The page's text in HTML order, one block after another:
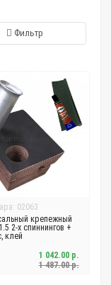
Фильтр
02063
крепежный
2-х спиннингов +
клей
1 487.00 р.
1 042.00 р.